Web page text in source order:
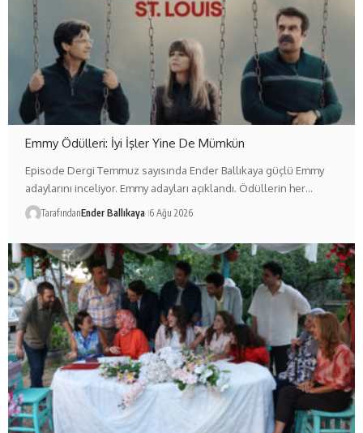
Emmy Ödülleri: İyi İşler Yine De Mümkün
Episode Dergi Temmuz sayısında Ender Ballıkaya güçlü Emmy
adaylarını inceliyor. Emmy adayları açıklandı. Ödüllerin her…
TarafındanEnder Ballıkaya 6 Ağu 2026